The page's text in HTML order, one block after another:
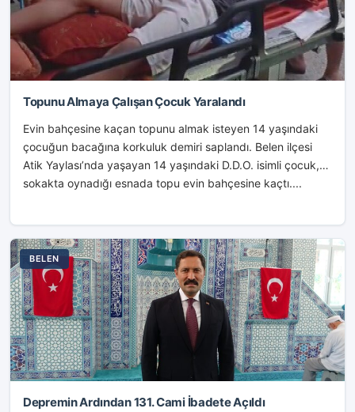
Topunu Almaya Çalışan Çocuk Yaralandı
Evin bahçesine kaçan topunu almak isteyen 14 yaşındaki
çocuğun bacağına korkuluk demiri saplandı. Belen ilçesi
Atik Yaylası’nda yaşayan 14 yaşındaki D.D.O. isimli çocuk,
sokakta oynadığı esnada topu evin bahçesine kaçtı....
BELEN
Depremin Ardından 131. Cami İbadete Açıldı